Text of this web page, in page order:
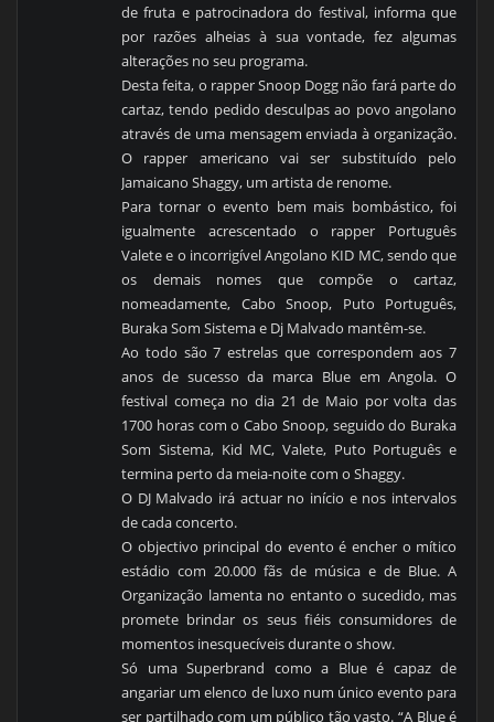
de fruta e patrocinadora do festival, informa que
por razões alheias à sua vontade, fez algumas
alterações no seu programa.
Desta feita, o rapper Snoop Dogg não fará parte do
cartaz, tendo pedido desculpas ao povo angolano
através de uma mensagem enviada à organização.
O rapper americano vai ser substituído pelo
Jamaicano Shaggy, um artista de renome.
Para tornar o evento bem mais bombástico, foi
igualmente acrescentado o rapper Português
Valete e o incorrigível Angolano KID MC, sendo que
os demais nomes que compõe o cartaz,
nomeadamente, Cabo Snoop, Puto Português,
Buraka Som Sistema e Dj Malvado mantêm-se.
Ao todo são 7 estrelas que correspondem aos 7
anos de sucesso da marca Blue em Angola. O
festival começa no dia 21 de Maio por volta das
1700 horas com o Cabo Snoop, seguido do Buraka
Som Sistema, Kid MC, Valete, Puto Português e
termina perto da meia-noite com o Shaggy.
O DJ Malvado irá actuar no início e nos intervalos
de cada concerto.
O objectivo principal do evento é encher o mítico
estádio com 20.000 fãs de música e de Blue. A
Organização lamenta no entanto o sucedido, mas
promete brindar os seus fiéis consumidores de
momentos inesquecíveis durante o show.
Só uma Superbrand como a Blue é capaz de
angariar um elenco de luxo num único evento para
ser partilhado com um público tão vasto. “A Blue é